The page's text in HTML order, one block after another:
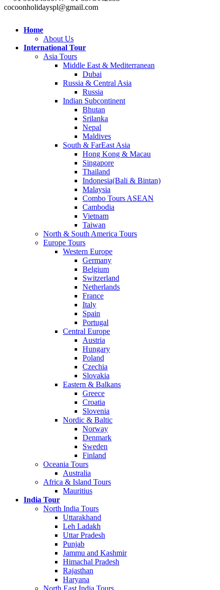
cocoonholidayspl@gmail.com
Home
About Us
International Tour
Asia Tours
Middle East & Mediterranean
Dubai
Russia & Central Asia
Russia
Indian Subcontinent
Bhutan
Srilanka
Nepal
Maldives
South & FarEast Asia
Hong Kong & Macau
Singapore
Thailand
Indonesia(Bali & Bintan)
Malaysia
Combo Tours ASEAN
Cambodia
Vietnam
Taiwan
North & South America Tours
Europe Tours
Western Europe
Germany
Belgium
Switzerland
Netherlands
France
Italy
Spain
Portugal
Central Europe
Austria
Hungary
Poland
Czechia
Slovakia
Eastern & Balkans
Greece
Croatia
Slovenia
Nordic & Baltic
Norway
Denmark
Sweden
Finland
Oceania Tours
Australia
Africa & Island Tours
Mauritius
India Tour
North India Tours
Uttarakhand
Leh Ladakh
Uttar Pradesh
Punjab
Jammu and Kashmir
Himachal Pradesh
Rajasthan
Haryana
North East India Tours